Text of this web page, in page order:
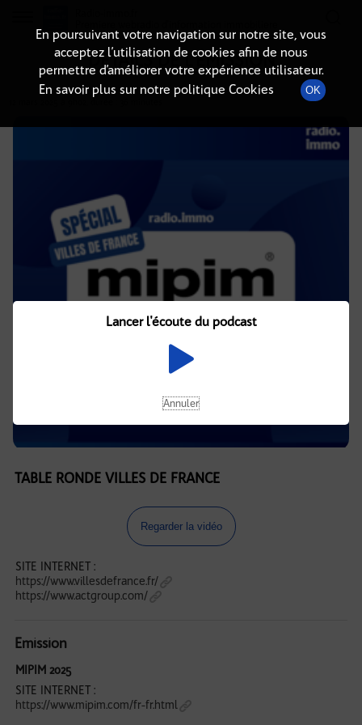
DÉTAILS DE L'ÉMISSION
TABLE RONDE VILLES DE FRANCE
Regarder la vidéo
SITE INTERNET :
https://www.villesdefrance.fr/
https://www.actgroup.com/
Emission
MIPIM 2025
SITE INTERNET :
https://www.mipim.com/fr-fr.html
En poursuivant votre navigation sur notre site, vous
acceptez l’utilisation de cookies afin de nous
permettre d’améliorer votre expérience utilisateur.
En savoir plus sur notre politique Cookies
OK
Lancer l'écoute du podcast
Annuler